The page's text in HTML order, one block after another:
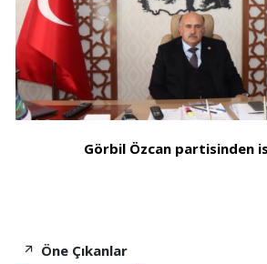
Görbil Özcan partisinden
Öne Çıkanlar